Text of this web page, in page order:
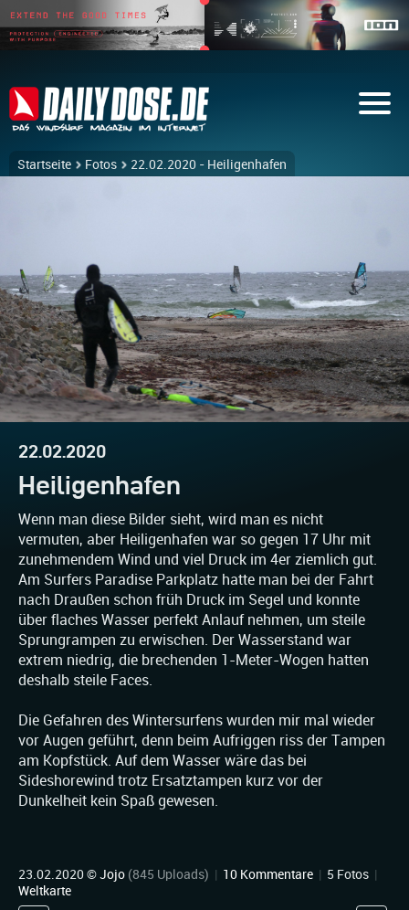
Startseite Fotos 22.02.2020 - Heiligenhafen
22.02.2020
Heiligenhafen
Wenn man diese Bilder sieht, wird man es nicht
vermuten, aber Heiligenhafen war so gegen 17 Uhr mit
zunehmendem Wind und viel Druck im 4er ziemlich gut.
Am Surfers Paradise Parkplatz hatte man bei der Fahrt
nach Draußen schon früh Druck im Segel und konnte
über flaches Wasser perfekt Anlauf nehmen, um steile
Sprungrampen zu erwischen. Der Wasserstand war
extrem niedrig, die brechenden 1-Meter-Wogen hatten
deshalb steile Faces.
Die Gefahren des Wintersurfens wurden mir mal wieder
vor Augen geführt, denn beim Aufriggen riss der Tampen
am Kopfstück. Auf dem Wasser wäre das bei
Sideshorewind trotz Ersatztampen kurz vor der
Dunkelheit kein Spaß gewesen.
23.02.2020 ©Jojo (845 Uploads) | 10 Kommentare | 5 Fotos |
Weltkarte